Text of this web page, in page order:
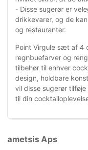
- Disse sugerør er
drikkevarer, og de
og restauranter.
Point Virgule sæt af 4
regnbuefarver og
tilbehør til enhver
design, holdbare
vil disse sugerør
til din
ametsis Aps